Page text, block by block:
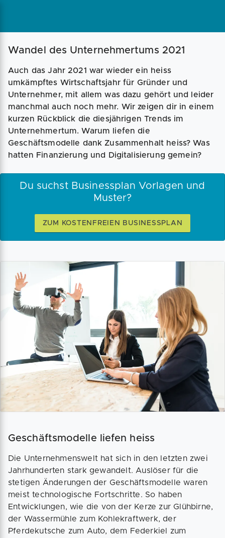
Magazin Businessplan Fördermittel
Wandel des Unternehmertums 2021
Auch das Jahr 2021 war wieder ein heiss
umkämpftes Wirtschaftsjahr für Gründer und
Unternehmer, mit allem was dazu gehört und leider
manchmal auch noch mehr. Wir zeigen dir in einem
kurzen Rückblick die diesjährigen Trends im
Unternehmertum. Warum liefen die
Geschäftsmodelle dank Zusammenhalt heiss? Was
hatten Finanzierung und Digitalisierung gemein?
Du suchst Businessplan Vorlagen und
Muster?
ZUM KOSTENFREIEN BUSINESSPLAN
Geschäftsmodelle liefen heiss
Die Unternehmenswelt hat sich in den letzten zwei
Jahrhunderten stark gewandelt. Auslöser für die
stetigen Änderungen der Geschäftsmodelle waren
meist technologische Fortschritte. So haben
Entwicklungen, wie die von der Kerze zur Glühbirne,
der Wassermühle zum Kohlekraftwerk, der
Pferdekutsche zum Auto, dem Federkiel zum